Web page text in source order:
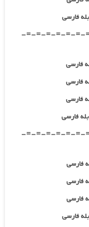
-=-=-=-=-=-=-
-=-=-=-=-=-=-